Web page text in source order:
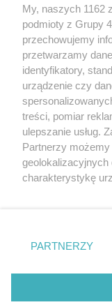
FUNDACJA
ul.
e-
Zasady
My, naszych 1162
podmioty z Grupy
przechowujemy
przetwarzamy
identyfikatory,
urządzenie czy
treści, pomiar
ulepszanie usług.
Partnerzy
charakterystykę
zmienić/wycofać
użytkownika, ale
przetwarzaniu.
PARTNERZY